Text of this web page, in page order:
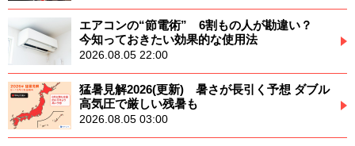
エアコンの“節電術” 6割もの人が勘違い？
今知っておきたい効果的な使用法
2026.08.05 22:00
猛暑見解2026(更新) 暑さが長引く予想 ダブル
高気圧で厳しい残暑も
2026.08.05 03:00